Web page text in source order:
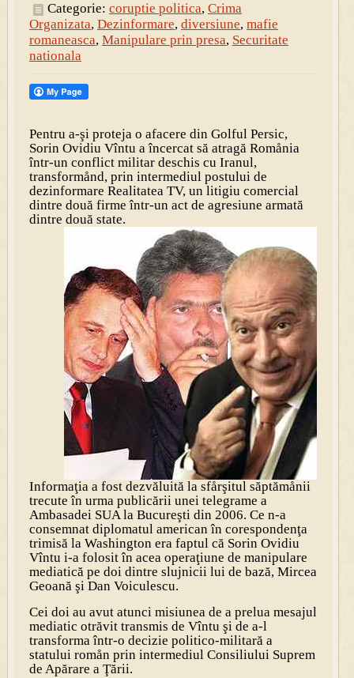
Categorie: coruptie politica, Crima
Organizata, Dezinformare, diversiune, mafie
romaneasca, Manipulare prin presa, Securitate
nationala
Pentru a-şi proteja o afacere din Golful Persic,
Sorin Ovidiu Vîntu a încercat să atragă Romånia
într-un conflict militar deschis cu Iranul,
transformånd, prin intermediul postului de
dezinformare Realitatea TV, un litigiu comercial
dintre două firme într-un act de agresiune armată
dintre două state.
Informaţia a fost dezvăluită la sfårşitul săptămånii
trecute în urma publicării unei telegrame a
Ambasadei SUA la Bucureşti din 2006. Ce n-a
consemnat diplomatul american în corespondenţa
trimisă la Washington era faptul că Sorin Ovidiu
Vîntu i-a folosit în acea operaţiune de manipulare
mediatică pe doi dintre slujnicii lui de bază, Mircea
Geoană şi Dan Voiculescu.
Cei doi au avut atunci misiunea de a prelua mesajul
mediatic otrăvit transmis de Vîntu şi de a-l
transforma într-o decizie politico-militară a
statului romån prin intermediul Consiliului Suprem
de Apărare a Ţării.